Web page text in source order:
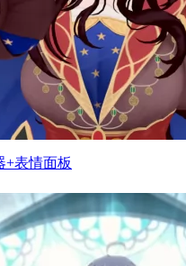
+表情面板